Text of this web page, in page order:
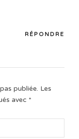
RÉPONDRE
publiée. Les
avec *